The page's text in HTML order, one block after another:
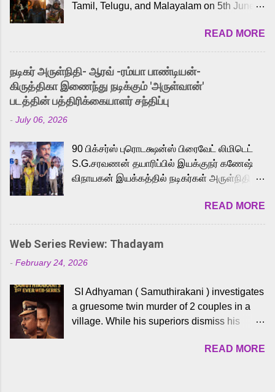
Tamil, Telugu, and Malayalam on 5th June,
received a lot of love from cult He-Man fans
and offered audiences an exciting glimpse
into the world of Eternia, the recently
released Tamil trailer has also generated
strong excitement among Tamil audiences.
Adding to the growing buzz is the film’s
to the iconic superhero He-Man. Known for
memorable songs like “Behene De” from
Raavan, “Oru Maalai” from Ghajini, and
loved for his versatile voice and strong
command over multiple languages, making
him a strong fit for the legendary character.
cinema, voices the menacing Skeletor
across the Tamil, Malayalam, and Telugu
versions. Joining them is Action King Arjun...
READ MORE
நடிகர் அருள்நிதி- ஆரவ் -ரம்யா பாண்டியன்-
கிருத்திகா இணைந்து நடிக்கும் 'அருள்வான்'
படத்தின் பத்திரிக்கையாளர் சந்திப்பு
- July 06, 2026
90 பிக்சர்ஸ் புரொடக்ஷன்ஸ் பிரைவேட் லிமிடெட்
S.G.சரவணன் தயாரிப்பில் இயக்குநர் கணேஷ்
விநாயகன் இயக்கத்தில் நடிகர்கள் அருள்நிதி -
முக்கிய வேடத்தில் இணைந்து நடித்திருக்கும்
'அருள்வான்' திரைப்படத்தினை
பத்திரிக்கையாளர் சந்திப்பு சென்னையில்
நடைபெற்றது. இயக்குநர் கணேஷ் விநாயகன்
இயக்கத்தில் உருவாகியுள்ள 'அருள்வான்'
வெங்கட், ரம்யா பாண்டியன், வி டி வி கணேஷ் ,
ஜான் விஜய், பேபி கிருத்திகா, 'பருத்திவீரன்'
சரவணன், ஹரிஷ் உத்தமன் உள்ளிட்ட பலர்
செய்திருக்கும் இந்த திரைப்படத்திற்கு ஜீ. வி.
READ MORE
Web Series Review: Thadayam
- February 24, 2026
SI Adhyaman ( Samuthirakani ) investigates
a gruesome twin murder of 2 couples in a
village. While his superiors dismiss his
Sshivada ) believes in him and makes him
READ MORE